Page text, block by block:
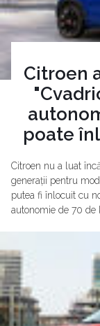
Citroen
poate
Citroen nu a luat
generații pentru
putea fi înlocuit cu
autonomie de 70 de